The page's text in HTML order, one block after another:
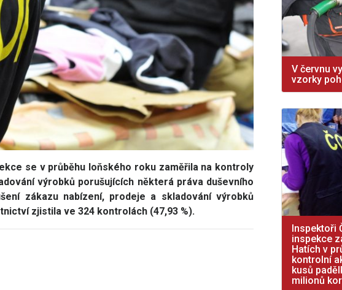
se v průběhu loňského roku zaměřila na kontroly
výrobků porušujících některá práva duševního
zákazu nabízení, prodeje a skladování výrobků
zjistila ve 324 kontrolách (47,93 %).
V červnu
vzorky
Inspektoři
inspekce
Hatích v
kontrolní
kusů
milionů